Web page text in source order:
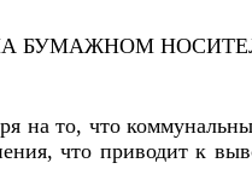
БУМАЖНОМ
на то, что
что приводит к